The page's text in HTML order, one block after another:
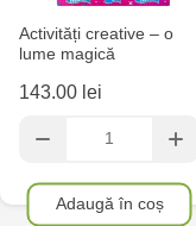
Activități creative – o
lume magică
143.00 lei
Adaugă în coș